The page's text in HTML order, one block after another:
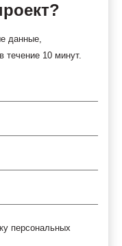
данные,
течение 10 минут.
персональных